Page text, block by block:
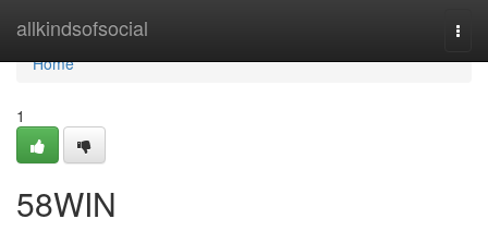
allkindsofsocial
Home
Home
1
58WIN